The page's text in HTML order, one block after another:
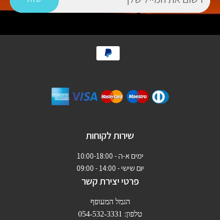
תשלום
באשראי
שירות לקוחות
ימים א-ה - 10:00-18:00
יום שישי - 14:00 - 09:00
פרטי יצירת קשר
הגמל המעופף
טלפון: 054-532-3331